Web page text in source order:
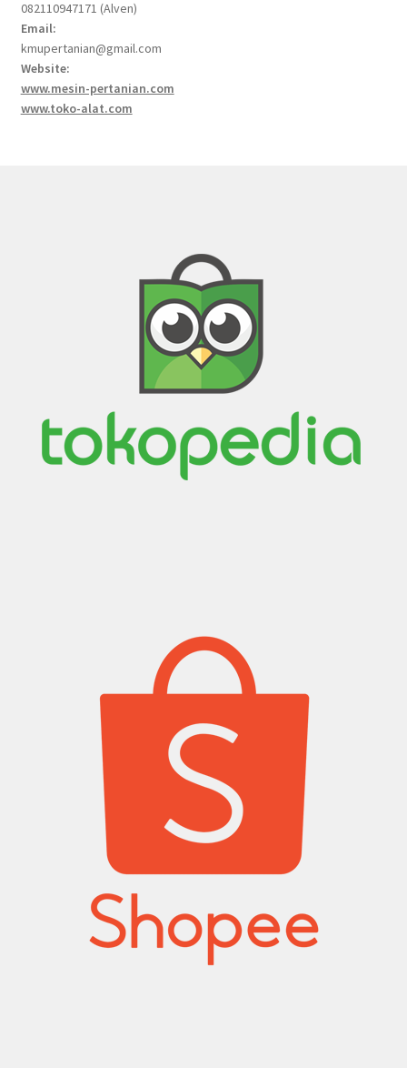
082110947171 (Alven)
Email:
kmupertanian@gmail.com
Website:
www.mesin-pertanian.com
www.toko-alat.com